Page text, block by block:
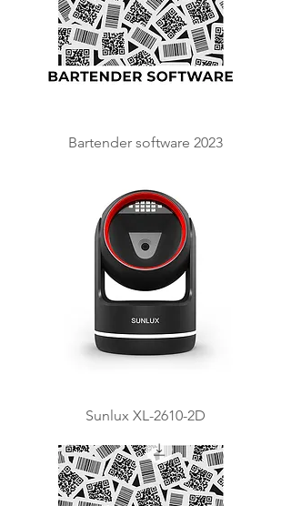
Bartender software 2023
Sunlux XL-2610-2D